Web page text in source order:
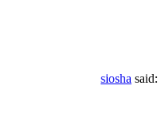
siosha said: